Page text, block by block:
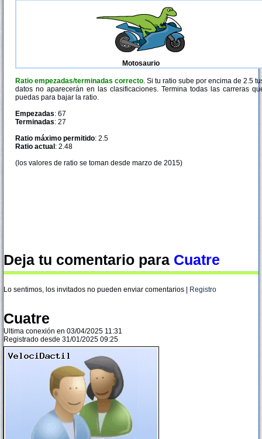
Motosaurio
Ratio empezadas/terminadas correcto. Si tu ratio sube por encima de 2.5
datos no aparecerán en las clasificaciones. Termina todas las carreras
puedas para bajar la ratio.
Empezadas: 67
Terminadas: 27
Ratio máximo permitido: 2.5
Ratio actual : 2.48
(los valores de ratio se toman desde marzo de 2015)
Deja tu comentario para Cuatre
Lo sentimos, los invitados no pueden enviar comentarios | Registro
Cuatre
Ultima conexión en 03/04/2025 11:31
Registrado desde 31/01/2025 09:25